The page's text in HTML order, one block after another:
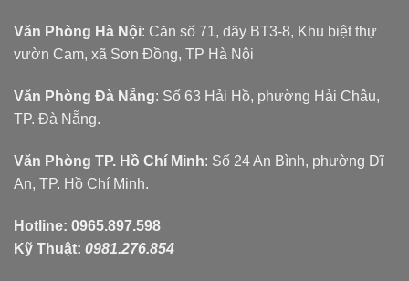
Văn Phòng Hà Nội: Căn số 71, dãy BT3-8, Khu biệt thự
vườn Cam, xã Sơn Đồng, TP Hà Nội
Văn Phòng Đà Nẵng: Số 63 Hải Hồ, phường Hải Châu,
TP. Đà Nẵng.
Văn Phòng TP. Hồ Chí Minh: Số 24 An Bình, phường Dĩ
An, TP. Hồ Chí Minh.
Hotline: 0965.897.598
Kỹ Thuật: 0981.276.854